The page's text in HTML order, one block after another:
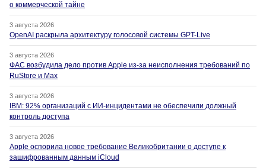
о коммерческой тайне
3 августа 2026
OpenAI раскрыла архитектуру голосовой системы GPT-Live
3 августа 2026
ФАС возбудила дело против Apple из-за неисполнения требований по
RuStore и Max
3 августа 2026
IBM: 92% организаций с ИИ-инцидентами не обеспечили должный
контроль доступа
3 августа 2026
Apple оспорила новое требование Великобритании о доступе к
зашифрованным данным iCloud